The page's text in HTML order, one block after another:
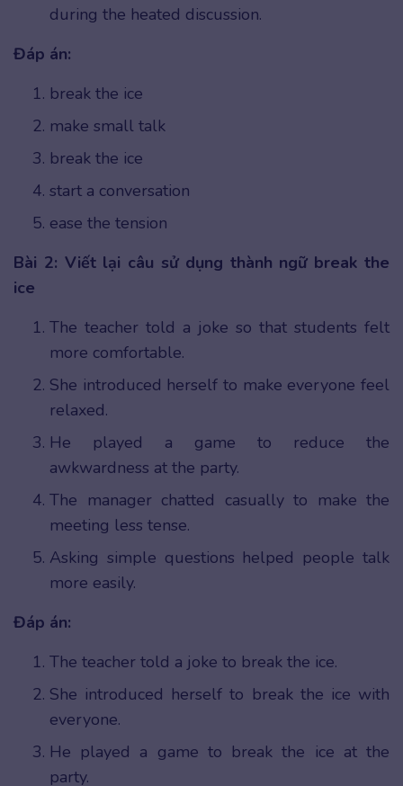
during the heated discussion.
Đáp án:
break the ice
make small talk
break the ice
start a conversation
ease the tension
Bài 2: Viết lại câu sử dụng thành ngữ break the
ice
The teacher told a joke so that students felt
more comfortable.
She introduced herself to make everyone feel
relaxed.
He played a game to reduce the
awkwardness at the party.
The manager chatted casually to make the
meeting less tense.
Asking simple questions helped people talk
more easily.
Đáp án:
The teacher told a joke to break the ice.
She introduced herself to break the ice with
everyone.
He played a game to break the ice at the
party.